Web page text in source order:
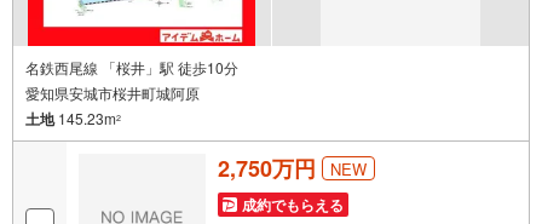
名鉄西尾線 「桜井」駅 徒歩10分
愛知県安城市桜井町城阿原
土地145.23m2
2,750万円 NEW
成約でもらえる